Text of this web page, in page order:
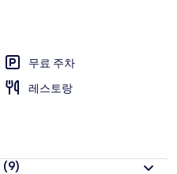
무료 주차
레스토랑
(9)